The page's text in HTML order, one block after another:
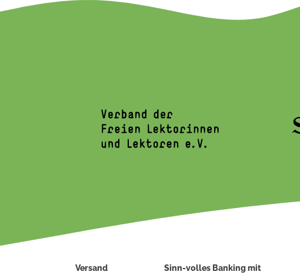
Versand Sinn-volles Banking mit